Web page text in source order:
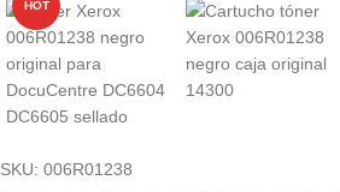
HOT
SKU: 006R01238